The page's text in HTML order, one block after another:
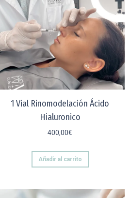
1 Vial Rinomodelación Ácido
Hialuronico
400,00€
Añadir al carrito